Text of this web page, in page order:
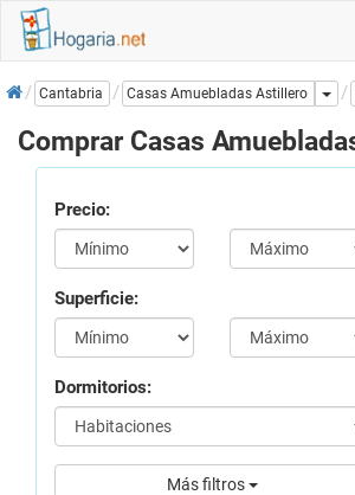
InicioCantabria Casas Amuebladas Astillero
Comprar Casas
Precio:
Superficie:
Dormitorios:
Más filtros